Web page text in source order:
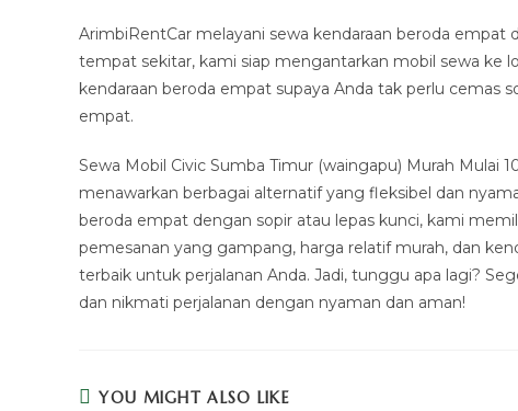
ArimbiRentCar melayani sewa kendaraan beroda empat
tempat sekitar, kami siap mengantarkan mobil sewa ke
kendaraan beroda empat supaya Anda tak perlu cemas
empat.
Sewa Mobil Civic Sumba Timur (waingapu) Murah Mulai
menawarkan berbagai alternatif yang fleksibel dan
beroda empat dengan sopir atau lepas kunci, kami
pemesanan yang gampang, harga relatif murah, dan
terbaik untuk perjalanan Anda. Jadi, tunggu apa lagi?
dan nikmati perjalanan dengan nyaman dan aman!
YOU MIGHT ALSO LIKE